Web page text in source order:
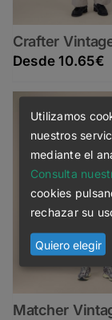
Crafter
10.65€
Matcher
Utilizamos
nuestros
mediante el
Consulta
cookies
rechazar su
Quiero elegir